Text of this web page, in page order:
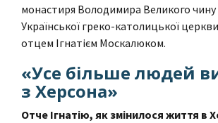
монастиря Володимира Великого чину
Української греко-католицької
отцем Ігнатієм Москалюком.
«Усе більше людей
з Херсона»
Отче Ігнатію, як змінилося життя в